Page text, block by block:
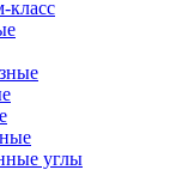
класс
углы